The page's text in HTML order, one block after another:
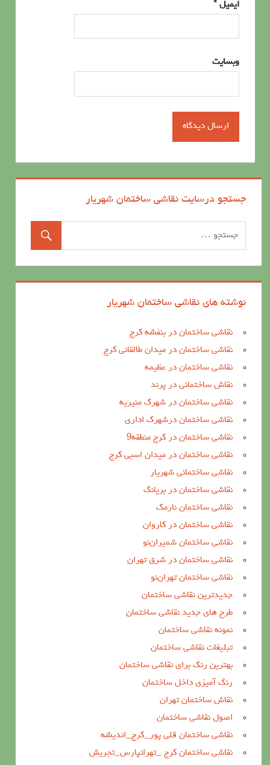
ایمیل *
وبسایت
جستجو درسایت نقاشی ساختمان شهریار
نوشته های نقاشی ساختمان شهریار
نقاشی ساختمان در بنفشه کرج
نقاشی ساختمان در میدان طالقانی کرج
نقاشی ساختمان در عظیمه
نقاش ساختمانی در پرند
نقاشی ساختمان در شهرک منیریه
نقاشی ساختمان درشهرک اداری
نقاشی ساختمان در کرج منطقه9
نقاشی ساختمان در میدان اسبی کرج
نقاشی ساختمانی شهریار
نقاشی ساختمان در بریانک
نقاشی ساختمان نارمک
نقاشی ساختمان در کاروان
نقاشی ساختمان شمیران‌نو
نقاشی ساختمان در شرق تهران
نقاشی ساختمان تهران‌نو
جدیدترین نقاشی ساختمان
طرح های جدید نقاشی ساختمان
نمونه نقاشی ساختمان
تبلیغات نقاشی ساختمان
بهترین رنگ برای نقاشی ساختمان
رنگ آمیزی داخل ساختمان
نقاش ساختمان تهران
اصول نقاشی ساختمان
نقاشی ساختمان قلی پور_کرج_اندیشه
نقاشی ساختمان کرج _تهرانپارس_تجریش